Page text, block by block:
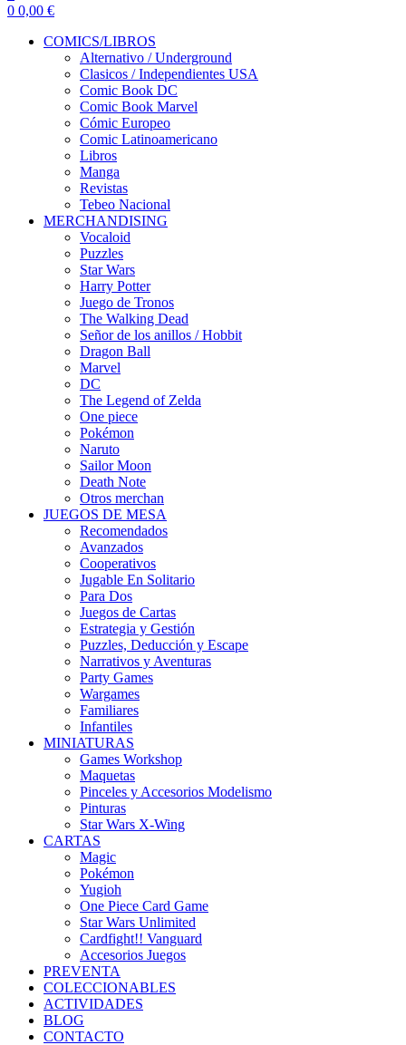
0 0,00 €
COMICS/LIBROS
Alternativo / Underground
Clasicos / Independientes USA
Comic Book DC
Comic Book Marvel
Cómic Europeo
Comic Latinoamericano
Libros
Manga
Revistas
Tebeo Nacional
MERCHANDISING
Vocaloid
Puzzles
Star Wars
Harry Potter
Juego de Tronos
The Walking Dead
Señor de los anillos / Hobbit
Dragon Ball
Marvel
DC
The Legend of Zelda
One piece
Pokémon
Naruto
Sailor Moon
Death Note
Otros merchan
JUEGOS DE MESA
Recomendados
Avanzados
Cooperativos
Jugable En Solitario
Para Dos
Juegos de Cartas
Estrategia y Gestión
Puzzles, Deducción y Escape
Narrativos y Aventuras
Party Games
Wargames
Familiares
Infantiles
MINIATURAS
Games Workshop
Maquetas
Pinceles y Accesorios Modelismo
Pinturas
Star Wars X-Wing
CARTAS
Magic
Pokémon
Yugioh
One Piece Card Game
Star Wars Unlimited
Cardfight!! Vanguard
Accesorios Juegos
PREVENTA
COLECCIONABLES
ACTIVIDADES
BLOG
CONTACTO